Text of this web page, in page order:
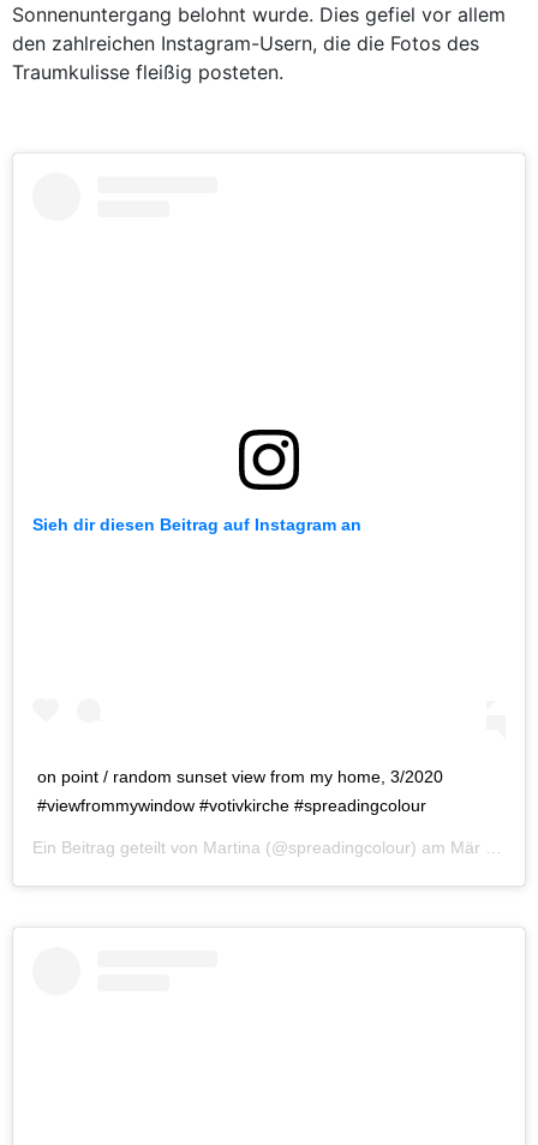
Sonnenuntergang belohnt wurde. Dies gefiel vor allem
den zahlreichen Instagram-Usern, die die Fotos des
Traumkulisse fleißig posteten.
Sieh dir diesen Beitrag auf Instagram an
on point / random sunset view from my home, 3/2020
#viewfrommywindow #votivkirche #spreadingcolour
Ein Beitrag geteilt von Martina (@spreadingcolour) am Mär 1, 2020 um 9:45 PST